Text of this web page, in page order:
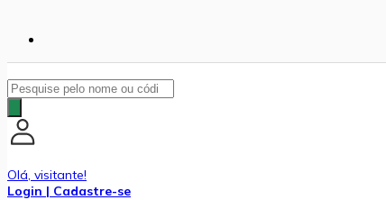
Pesquisar
produtos
Olá, visitante!
Login | Cadastre-se